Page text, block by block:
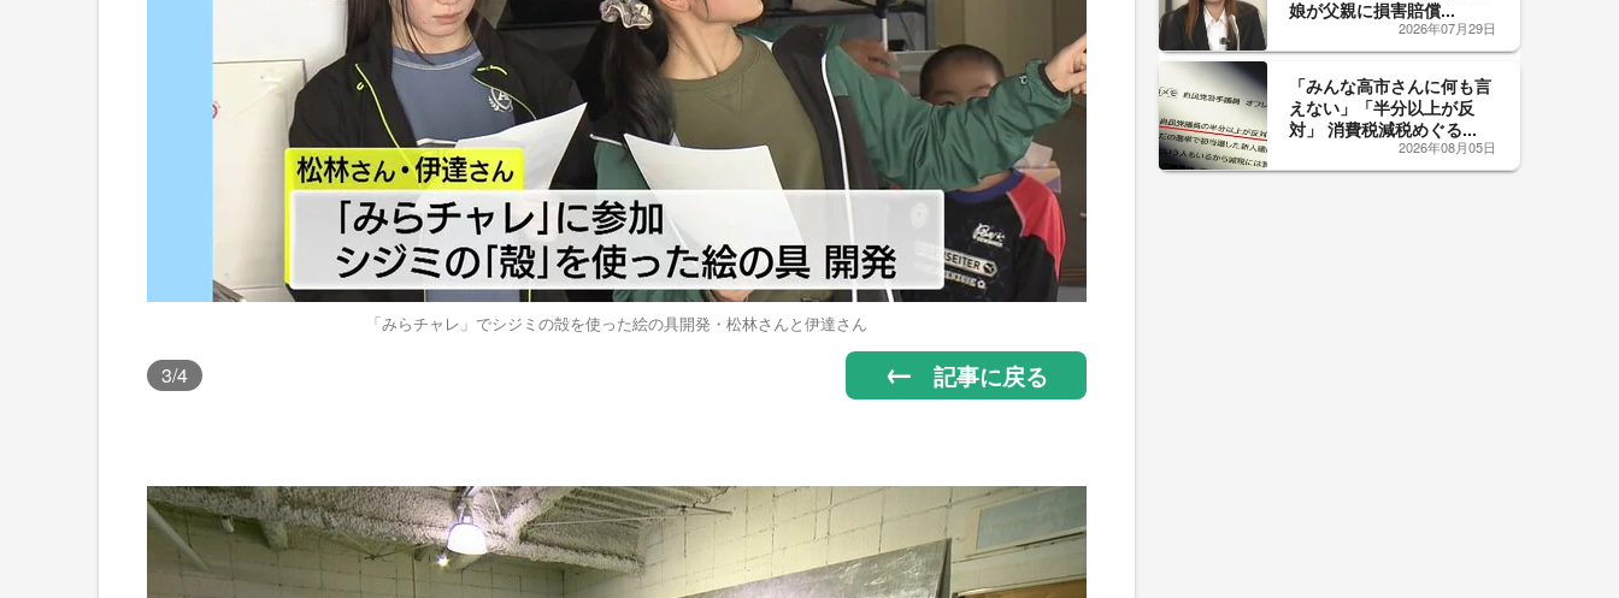
「みらチャレ」でシジミの殻を使った絵の具開発・松林さんと伊達さん
3/4 記事に戻る
娘が父親に損害賠償...
2026年07月29日
「みんな高市さんに何も言
えない」「半分以上が反
対」 消費税減税めぐる...
2026年08月05日